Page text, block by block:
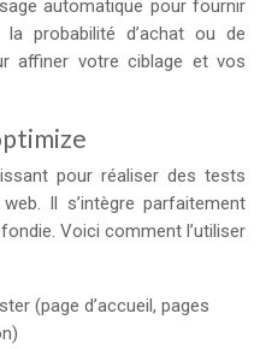
automatique pour fournir
probabilité d’achat ou de
affiner votre ciblage et vos
pour réaliser des tests
Il s’intègre parfaitement
Voici comment l’utiliser
(page d’accueil, pages